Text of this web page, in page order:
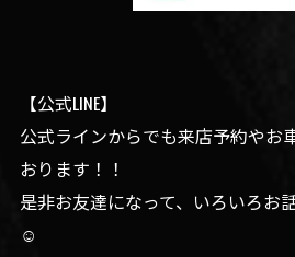
【公式LINE】
公式ラインからでも来店予約やお
おります！！
是非お友達になって、いろいろお
☺️